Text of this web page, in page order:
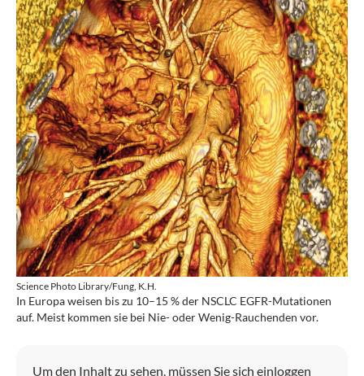
Science Photo Library/Fung, K.H.
In Europa weisen bis zu 10–15 % der NSCLC EGFR-Mutationen
auf. Meist kommen sie bei Nie- oder Wenig-Rauchenden vor.
Um den Inhalt zu sehen, müssen Sie sich einloggen